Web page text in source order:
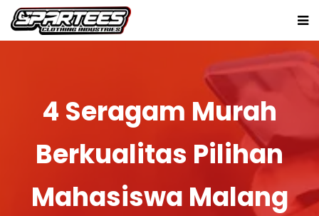
4 Seragam Murah
Berkualitas Pilihan
Mahasiswa Malang